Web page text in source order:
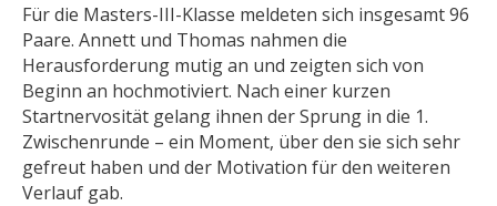
Für die Masters-III-Klasse meldeten sich insgesamt 96
Paare. Annett und Thomas nahmen die
Herausforderung mutig an und zeigten sich von
Beginn an hochmotiviert. Nach einer kurzen
Startnervosität gelang ihnen der Sprung in die 1.
Zwischenrunde – ein Moment, über den sie sich sehr
gefreut haben und der Motivation für den weiteren
Verlauf gab.